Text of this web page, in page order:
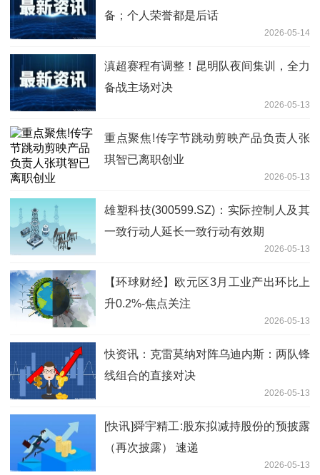
备；个人荣誉都是后话
2026-05-14
滇超赛程有调整！昆明队夜间集训，全力
备战主场对决
2026-05-13
重点聚焦!传字节跳动剪映产品负责人张
琪智已离职创业
2026-05-13
雄塑科技(300599.SZ)：实际控制人及其
一致行动人延长一致行动有效期
2026-05-13
【环球财经】欧元区3月工业产出环比上
升0.2%-焦点关注
2026-05-13
快资讯：克雷莫纳对阵乌迪内斯：两队锋
线组合的直接对决
2026-05-13
[快讯]舜宇精工:股东拟减持股份的预披露
（再次披露） 速递
2026-05-13